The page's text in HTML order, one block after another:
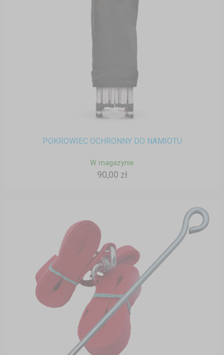
POKROWIEC OCHRONNY DO NAMIOTU
W magazynie
90,00 zł